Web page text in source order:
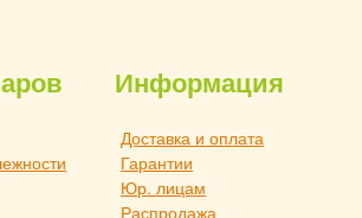
Информация
Доставка и оплата
Гарантии
Юр. лицам
Распродажа